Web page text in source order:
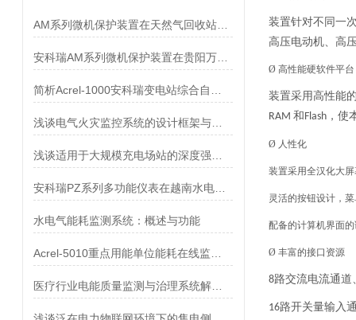
水电气能耗监测系统：概述与功能
装置针对不同一
高压电动机、高
Ø 高性能硬软件平台
装置采用高性能
RAM 和 Flash，使
Ø 人性化
装置采用全汉化大
灵活的按钮设计，
配备的计算机界面
Ø 丰富的接口资源
8路交流电流通道
16路开关量输入